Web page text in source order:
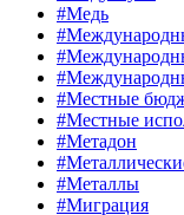
#Медь
#Местные
#Местные
#Метадон
#Металлы
#Миграция